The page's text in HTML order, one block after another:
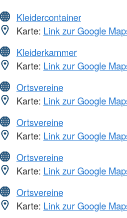
Kleidercontainer
Karte: Link zur Google
Kleiderkammer
Karte: Link zur Google
Ortsvereine
Karte: Link zur Google
Ortsvereine
Karte: Link zur Google
Ortsvereine
Karte: Link zur Google
Ortsvereine
Karte: Link zur Google